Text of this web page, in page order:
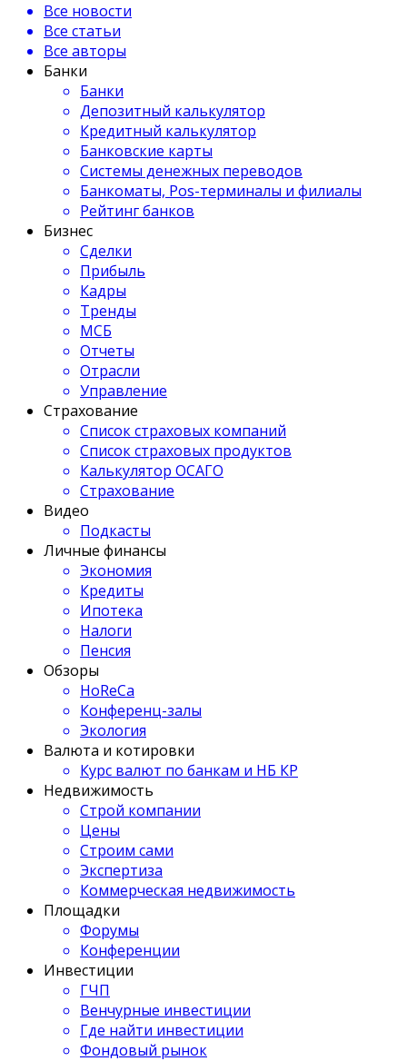
Все новости
Все статьи
Все авторы
Банки
Банки
Депозитный калькулятор
Кредитный калькулятор
Банковские карты
Системы денежных переводов
Банкоматы, Pos-терминалы и филиалы
Рейтинг банков
Бизнес
Сделки
Прибыль
Кадры
Тренды
МСБ
Отчеты
Отрасли
Управление
Страхование
Список страховых компаний
Список страховых продуктов
Калькулятор ОСАГО
Страхование
Видео
Подкасты
Личные финансы
Экономия
Кредиты
Ипотека
Налоги
Пенсия
Обзоры
HoReCa
Конференц-залы
Экология
Валюта и котировки
Курс валют по банкам и НБ КР
Недвижимость
Строй компании
Цены
Строим сами
Экспертиза
Коммерческая недвижимость
Площадки
Форумы
Конференции
Инвестиции
ГЧП
Венчурные инвестиции
Где найти инвестиции
Фондовый рынок